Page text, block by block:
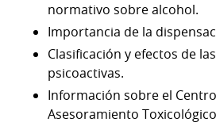
normativo sobre alcohol.
Importancia de la
Clasificación y efectos de
psicoactivas.
Información sobre el
Asesoramiento